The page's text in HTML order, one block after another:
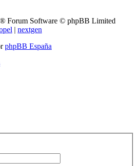
® Forum Software © phpBB Limited
| nextgen
phpBB España